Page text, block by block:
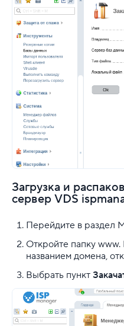
Загрузка и
сервер VDS
Перейдите в раздел
Откройте папку
названием домена,
Выбрать пункт